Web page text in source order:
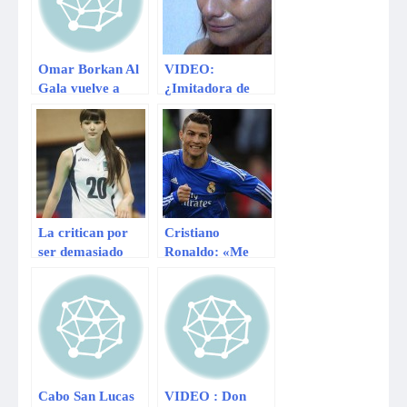
Omar Borkan Al
Gala vuelve a
Sudamérica
VIDEO:
¿Imitadora de
Thamara Gómez
de Corazón
Serrano ruega
irse de Yo Soy?
La critican por
ser demasiado
vóley
Cristiano
Ronaldo: «Me
que la gente
estaba celosa de
mí porque soy
guapo, joven y
rico»
Cabo San Lucas
VIDEO : Don